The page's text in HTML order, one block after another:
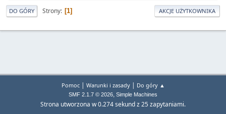
DO GÓRY Strony 1 AKCJE UŻYTKOWNIKA
Pomoc| Warunki i zasady| Do góry ▲
SMF 2.1.7 © 2026, Simple Machines
Strona utworzona w 0.274 sekund z 25 zapytaniami.